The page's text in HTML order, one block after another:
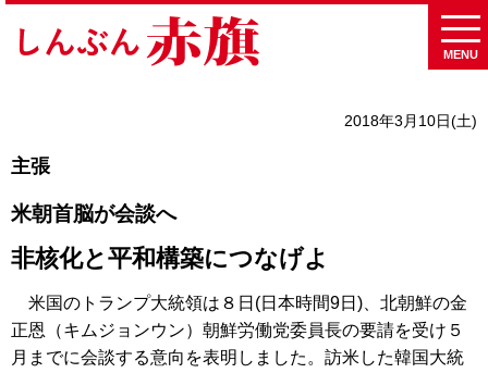
MENU
2018年3月10日(土)
主張
米朝首脳が会談へ
非核化と平和構築につなげよ
米国のトランプ大統領は８日(日本時間9日)、北朝鮮の金
正恩（キムジョンウン）朝鮮労働党委員長の要請を受け５
月までに会談する意向を表明しました。訪米した韓国大統